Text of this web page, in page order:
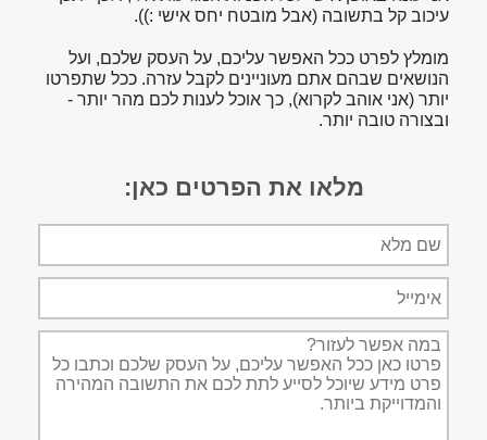
עיכוב קל בתשובה (אבל מובטח יחס אישי :)).
מומלץ לפרט ככל האפשר עליכם, על העסק שלכם, ועל
הנושאים שבהם אתם מעוניינים לקבל עזרה. ככל שתפרטו
יותר (אני אוהב לקרוא), כך אוכל לענות לכם מהר יותר -
ובצורה טובה יותר.
מלאו את הפרטים כאן:
מלא
תיאור
הפניה